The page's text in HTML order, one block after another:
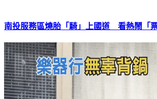
南投服務區燒胎「騎」上國道 看熱鬧「